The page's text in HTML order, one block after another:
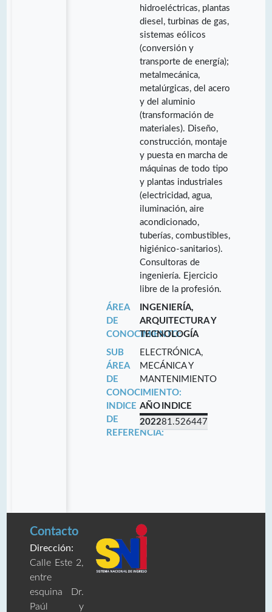
hidroeléctricas, plantas
diesel, turbinas de gas,
sistemas eólicos
(conversión y
transporte de energía);
metalmecánica,
metalúrgicas, del acero
y del aluminio
(transformación de
materiales). Diseño,
construcción, montaje
y puesta en marcha de
máquinas de todo tipo
y plantas industriales
(electricidad, agua,
iluminación, aire
acondicionado,
tuberías, combustibles,
higiénico-sanitarios).
Consultoras de
ingeniería. Ejercicio
libre de la profesión.
ÁREA
DE
CONOCIMIENTO:
INGENIERÍA,
ARQUITECTURA Y
TECNOLOGÍA
SUB
ÁREA
DE
CONOCIMIENTO:
ELECTRÓNICA,
MECÁNICA Y
MANTENIMIENTO
INDICE
DE
REFERENCIA:
AÑO INDICE
202281.526447
Contacto
Dirección:
Calle Este 2,
entre
esquina Dr.
Paúl y